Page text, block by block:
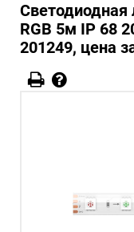
Светодиодная
RGB 5м IP 68
201249, цена